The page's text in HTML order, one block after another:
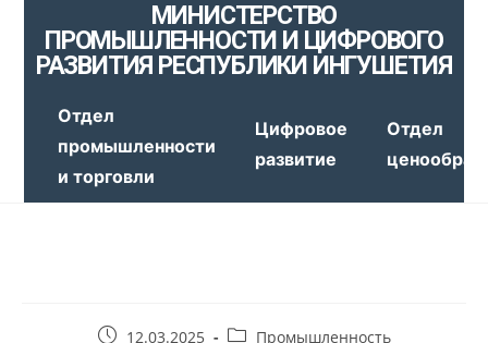
МИНИСТЕРСТВО
ПРОМЫШЛЕННОСТИ И ЦИФРОВОГО
РАЗВИТИЯ РЕСПУБЛИКИ ИНГУШЕТИЯ
Отдел
промышленности
и торговли
Цифровое
развитие
Отдел
12.03.2025 Промышленность